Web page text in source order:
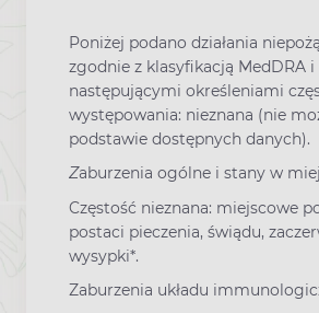
Poniżej podano działania
zgodnie z klasyfikacją MedDRA i
następującymi określeniami
występowania: nieznana (nie
podstawie dostępnych danych).
Zaburzenia ogólne i stany w
Częstość nieznana: miejscowe
postaci pieczenia, świądu,
wysypki*.
Zaburzenia układu